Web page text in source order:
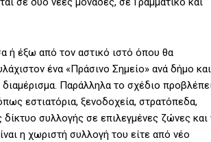
ή έξω από τον αστικό ιστό όπου θα
ένα «Πράσινο Σημείο» ανά δήμο και
Παράλληλα το σχέδιο
εστιατόρια, ξενοδοχεία, στρατόπεδα,
συλλογής σε επιλεγμένες ζώνες και
η χωριστή συλλογή του είτε από νέο